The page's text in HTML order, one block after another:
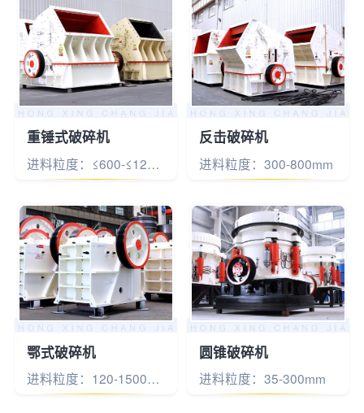
重锤式破碎机
进料粒度：≤600-≤1200mm
反击破碎机
进料粒度：300-800mm
鄂式破碎机
进料粒度：120-1500mm
圆锥破碎机
进料粒度：35-300mm